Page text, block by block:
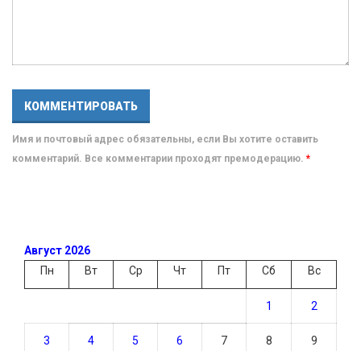
Имя и почтовый адрес обязательны, если Вы хотите оставить
комментарий. Все комментарии проходят премодерацию. *
Август 2026
Пн
Вт Ср Чт Пт Сб Вс
1 2
3 4 5 6 7 8 9